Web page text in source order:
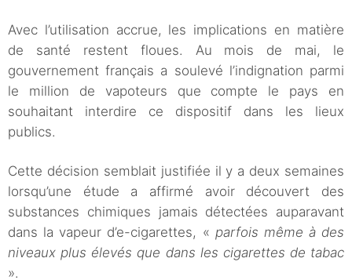
Avec l’utilisation accrue, les implications en matière
de santé restent floues. Au mois de mai, le
gouvernement français a soulevé l’indignation parmi
le million de vapoteurs que compte le pays en
souhaitant interdire ce dispositif dans les lieux
publics.
Cette décision semblait justifiée il y a deux semaines
lorsqu’une étude a affirmé avoir découvert des
substances chimiques jamais détectées auparavant
dans la vapeur d’e-cigarettes, « parfois même à des
niveaux plus élevés que dans les cigarettes de tabac
».